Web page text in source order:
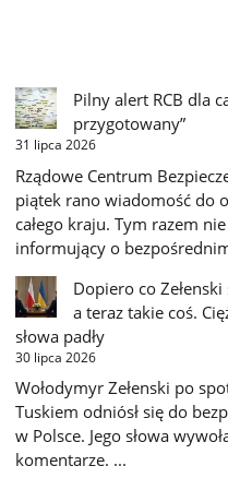
Pilny alert RCB dla
przygotowany”
31 lipca 2026
Rządowe Centrum
piątek rano wiadomość do
całego kraju. Tym razem
informujący o
Dopiero co
a teraz takie coś.
słowa padły
30 lipca 2026
Wołodymyr Zełenski po
Tuskiem odniósł się do
w Polsce. Jego słowa
komentarze. ...